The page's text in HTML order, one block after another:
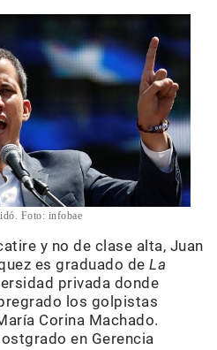
Foto: infobae
y no de clase alta, Juan
es graduado de La
privada donde
los golpistas
Corina Machado.
en Gerencia